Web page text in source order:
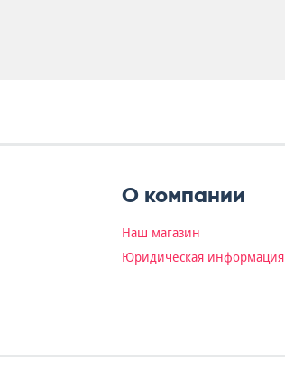
О компании
Наш магазин
Юридическая информация